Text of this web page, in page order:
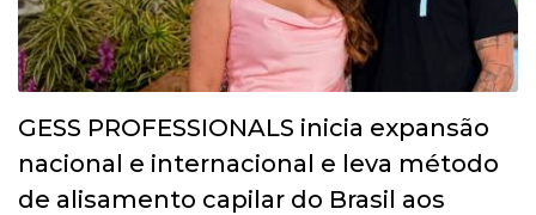
GESS PROFESSIONALS inicia expansão
nacional e internacional e leva método
de alisamento capilar do Brasil aos